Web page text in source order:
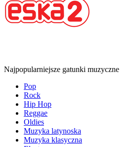
Najpopularniejsze gatunki muzyczne
Pop
Rock
Hip Hop
Reggae
Oldies
Muzyka latynoska
Muzyka klasyczna